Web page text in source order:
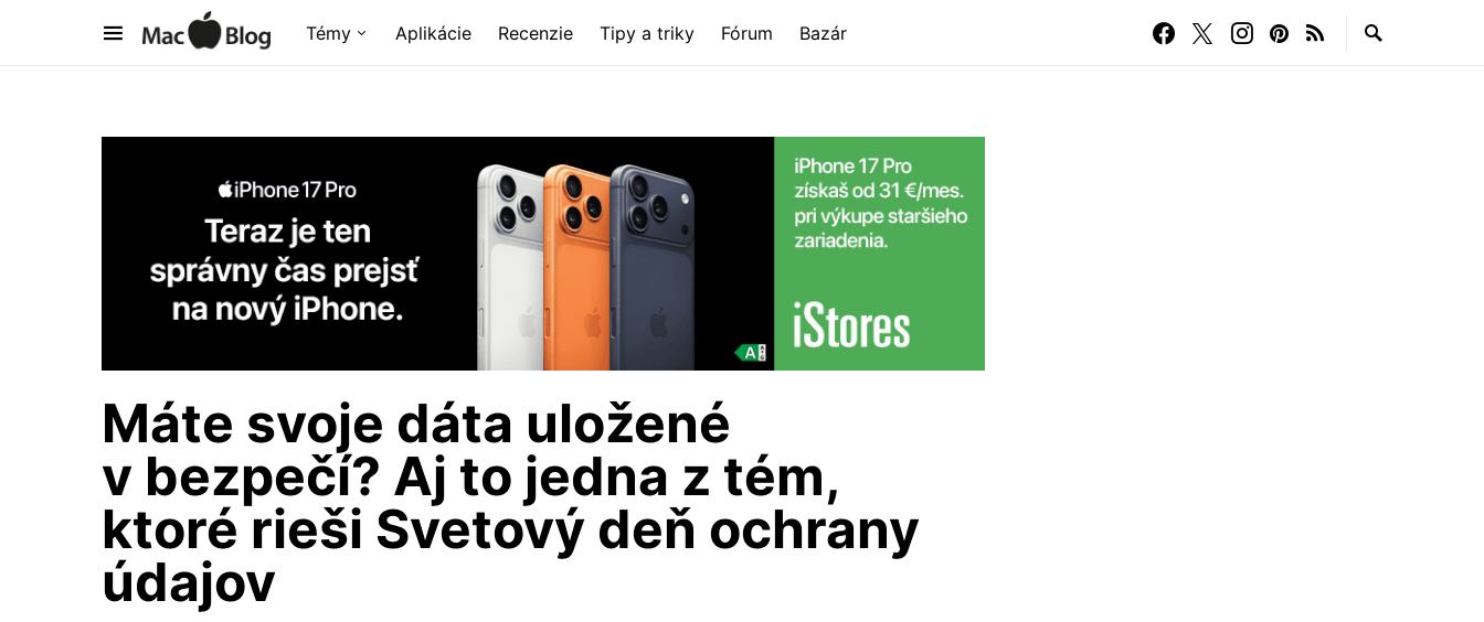
Témy Aplikácie Recenzie Tipy a triky Fórum Bazár
Máte svoje dáta uložené
v bezpečí? Aj to jedna z tém,
ktoré rieši Svetový deň ochrany
údajov